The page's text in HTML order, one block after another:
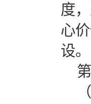
度
心
设。